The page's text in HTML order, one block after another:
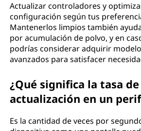
Actualizar controladores y
configuración según tus
Mantenerlos limpios también
por acumulación de polvo, y en
podrías considerar adquirir
avanzados para satisfacer
¿Qué significa la tasa de
actualización en un
Es la cantidad de veces por